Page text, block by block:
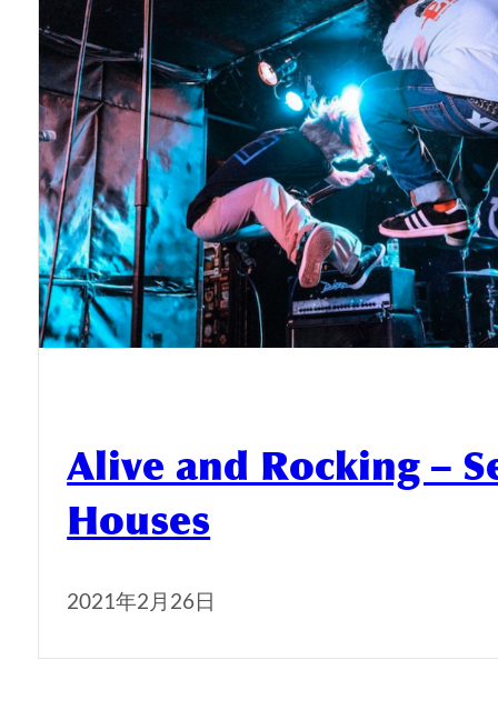
Alive and Rocking –
Houses
2021年2月26日